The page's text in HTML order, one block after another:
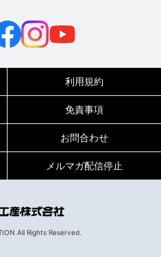
利用規約
免責事項
お問合わせ
メルマガ配信停止
All Rights Reserved.